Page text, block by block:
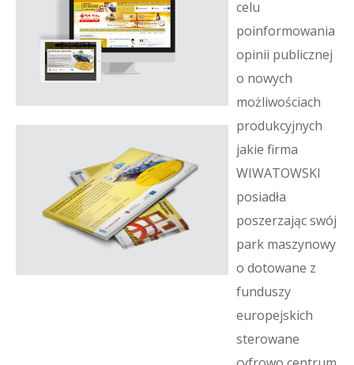
celu
poinformowania
opinii publicznej
o nowych
możliwościach
produkcyjnych
jakie firma
WIWATOWSKI
posiadła
poszerzając swój
park maszynowy
o dotowane z
funduszy
europejskich
sterowane